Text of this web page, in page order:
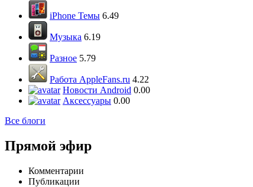
iPhone Темы 6.49
Музыка 6.19
Разное 5.79
Работа AppleFans.ru 4.22
Новости Android 0.00
Аксессуары 0.00
Все блоги
Прямой эфир
Комментарии
Публикации